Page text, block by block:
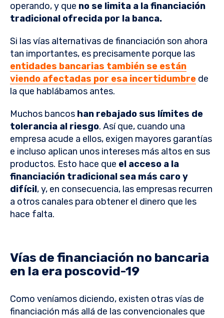
operando, y que no se limita a la financiación
tradicional ofrecida por la banca.
Si las vías alternativas de financiación son ahora
tan importantes, es precisamente porque las
entidades bancarias también se están
viendo afectadas por esa incertidumbre de
la que hablábamos antes.
Muchos bancos han rebajado sus límites de
tolerancia al riesgo. Así que, cuando una
empresa acude a ellos, exigen mayores garantías
e incluso aplican unos intereses más altos en sus
productos. Esto hace que el acceso a la
financiación tradicional sea más caro y
difícil, y, en consecuencia, las empresas recurren
a otros canales para obtener el dinero que les
hace falta.
Vías de financiación no bancaria
en la era poscovid-19
Como veníamos diciendo, existen otras vías de
financiación más allá de las convencionales que